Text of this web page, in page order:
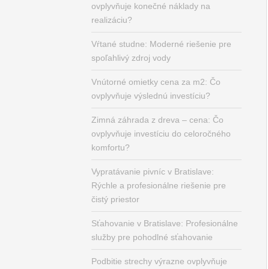
ovplyvňuje konečné náklady na
realizáciu?
Vŕtané studne: Moderné riešenie pre
spoľahlivý zdroj vody
Vnútorné omietky cena za m2: Čo
ovplyvňuje výslednú investíciu?
Zimná záhrada z dreva – cena: Čo
ovplyvňuje investíciu do celoročného
komfortu?
Vypratávanie pivníc v Bratislave:
Rýchle a profesionálne riešenie pre
čistý priestor
Sťahovanie v Bratislave: Profesionálne
služby pre pohodlné sťahovanie
Podbitie strechy výrazne ovplyvňuje